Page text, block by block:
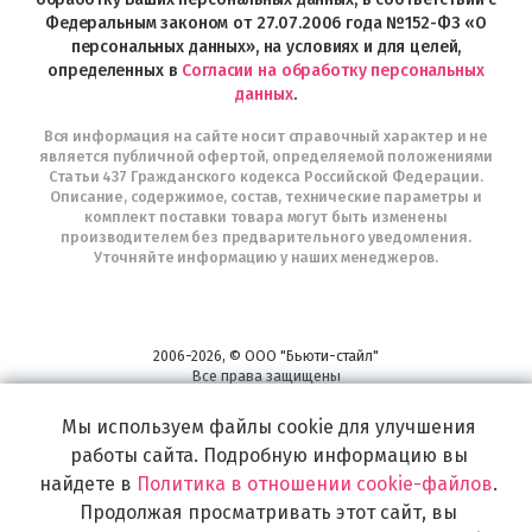
Федеральным законом от 27.07.2006 года №152-ФЗ «О
персональных данных», на условиях и для целей,
определенных в Согласии на обработку персональных
данных.
Вся информация на сайте носит справочный характер и не
является публичной офертой, определяемой положениями
Статьи 437 Гражданского кодекса Российской Федерации.
Описание, содержимое, состав, технические параметры и
комплект поставки товара могут быть изменены
производителем без предварительного уведомления.
Уточняйте информацию у наших менеджеров.
2006-2026, © ООО "Бьюти-стайл"
Все права защищены
Широкий выбор инструментов, аксессуаров и принадлежностей для
воплощения
самых изысканных и необычных идей по созданию Вашего образа и стиля.
Мы используем файлы cookie для улучшения
работы сайта. Подробную информацию вы
найдете в Политика в отношении cookie-файлов.
Продолжая просматривать этот сайт, вы